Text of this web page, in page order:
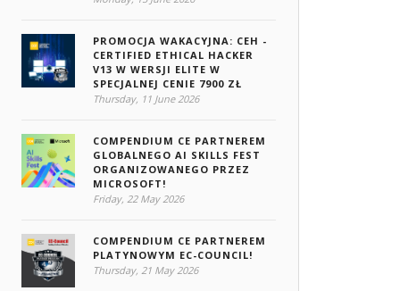
PROMOCJA WAKACYJNA: CEH -
CERTIFIED ETHICAL HACKER
V13 W WERSJI ELITE W
SPECJALNEJ CENIE 7900 ZŁ
Thursday, 11 June 2026
COMPENDIUM CE PARTNEREM
GLOBALNEGO AI SKILLS FEST
ORGANIZOWANEGO PRZEZ
MICROSOFT!
Friday, 22 May 2026
COMPENDIUM CE PARTNEREM
PLATYNOWYM EC-COUNCIL!
Thursday, 21 May 2026